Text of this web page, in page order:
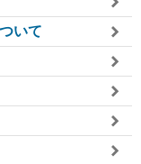
いて